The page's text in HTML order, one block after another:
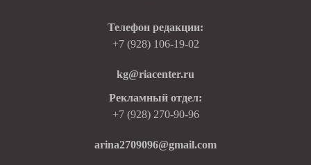
Телефон редакции:
+7 (928) 106-19-02
kg@riacenter.ru
Рекламный отдел:
+7 (928) 270-90-96
arina2709096@gmail.com